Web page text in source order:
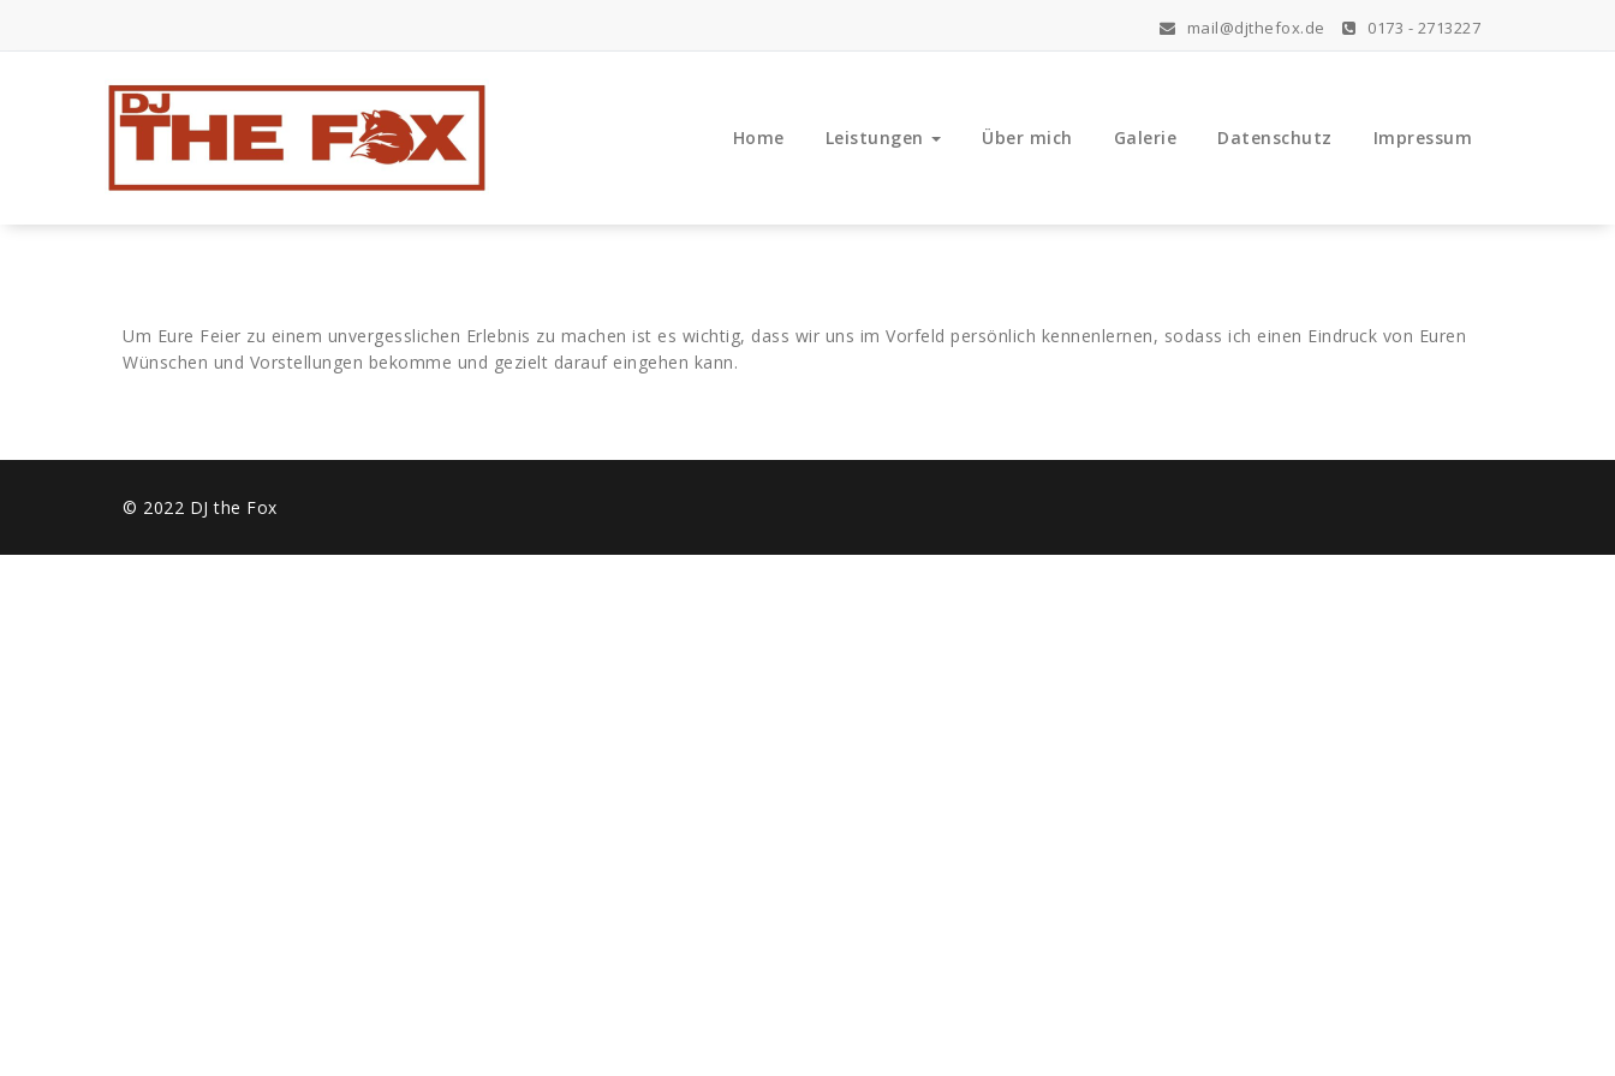
springen
mail@djthefox.de 0173 - 2713227
Hier steppt der Fuchs
Home Leistungen Über mich Galerie Datenschutz Impressum
Um Eure Feier zu einem unvergesslichen Erlebnis zu machen ist es wichtig, dass wir uns im Vorfeld persönlich kennenlernen, sodass ich einen Eindruck von Euren
Wünschen und Vorstellungen bekomme und gezielt darauf eingehen kann.
© 2022 DJ the Fox